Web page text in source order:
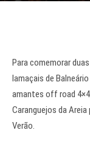
Para comemorar
lamaçais de
amantes off road
Caranguejos da
Verão.